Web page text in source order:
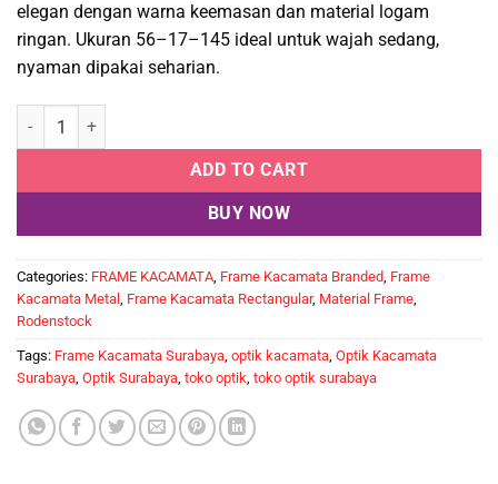
elegan dengan warna keemasan dan material logam
ringan. Ukuran 56–17–145 ideal untuk wajah sedang,
nyaman dipakai seharian.
Frame Kacamata Branded Rodenstock R 2564 D quantity
ADD TO CART
BUY NOW
Categories: FRAME KACAMATA, Frame Kacamata Branded, Frame
Kacamata Metal , Frame Kacamata Rectangular, Material Frame,
Rodenstock
Tags: Frame Kacamata Surabaya, optik kacamata, Optik Kacamata
Surabaya, Optik Surabaya, toko optik, toko optik surabaya